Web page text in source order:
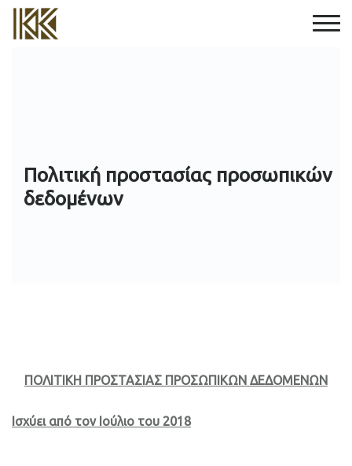
Πολιτική προστασίας προσωπικών
δεδομένων
ΠΟΛΙΤΙΚΗ ΠΡΟΣΤΑΣΙΑΣ ΠΡΟΣΩΠΙΚΩΝ ΔΕΔΟΜΕΝΩΝ
Ισχύει από τον Ιούλιο του 2018